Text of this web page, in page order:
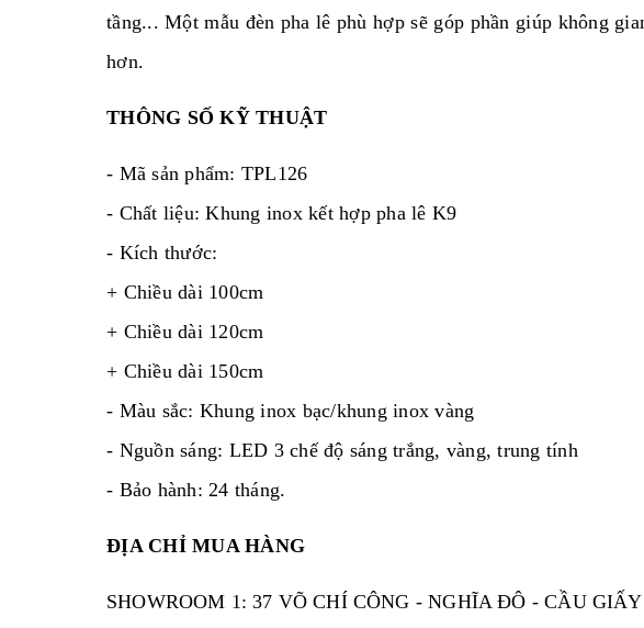
tầng... Một mẫu đèn pha lê phù hợp sẽ góp phần giúp không
hơn.
THÔNG SỐ KỸ THUẬT
- Mã sản phẩm: TPL126
- Chất liệu: Khung inox kết hợp pha lê K9
- Kích thước:
+ Chiều dài 100cm
+ Chiều dài 120cm
+ Chiều dài 150cm
- Màu sắc: Khung inox bạc/khung inox vàng
- Nguồn sáng: LED 3 chế độ sáng trắng, vàng, trung tính
- Bảo hành: 24 tháng.
ĐỊA CHỈ MUA HÀNG
SHOWROOM 1: 37 VÕ CHÍ CÔNG - NGHĨA ĐÔ - CẦU